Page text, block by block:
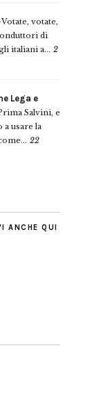
Votate, votate,
di
italiani a... 2
Lega e
Salvini, e
a usare la
22
ANCHE QUI